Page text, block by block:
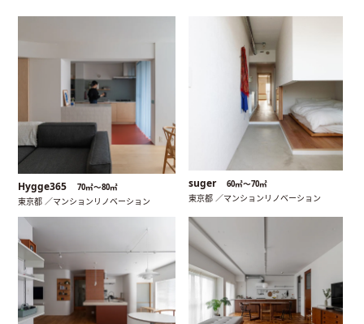
Hygge365 70㎡〜80㎡
東京都 ／マンションリノベーション
suger 60㎡〜70㎡
東京都 ／マンションリノベーション